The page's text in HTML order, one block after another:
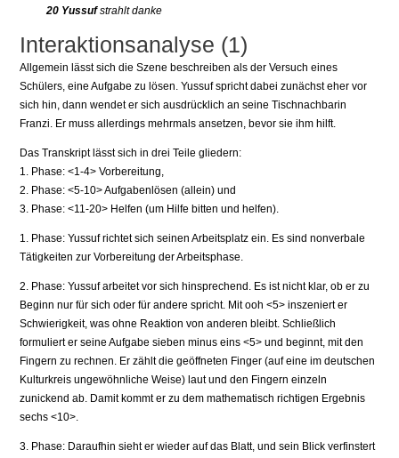
20 Yussufstrahlt danke
Interaktionsanalyse (1)
Allgemein lässt sich die Szene beschreiben als der Versuch eines
Schülers, eine Aufgabe zu lösen. Yussuf spricht dabei zunächst eher vor
sich hin, dann wendet er sich ausdrücklich an seine Tischnachbarin
Franzi. Er muss allerdings mehrmals ansetzen, bevor sie ihm hilft.
Das Transkript lässt sich in drei Teile gliedern:
1. Phase: <1-4> Vorbereitung,
2. Phase: <5-10> Aufgabenlösen (allein) und
3. Phase: <11-20> Helfen (um Hilfe bitten und helfen).
1. Phase: Yussuf richtet sich seinen Arbeitsplatz ein. Es sind nonverbale
Tätigkeiten zur Vorbereitung der Arbeitsphase.
2. Phase: Yussuf arbeitet vor sich hinsprechend. Es ist nicht klar, ob er zu
Beginn nur für sich oder für andere spricht. Mit ooh <5> inszeniert er
Schwierigkeit, was ohne Reaktion von anderen bleibt. Schließlich
formuliert er seine Aufgabe sieben minus eins <5> und beginnt, mit den
Fingern zu rechnen. Er zählt die geöffneten Finger (auf eine im deutschen
Kulturkreis ungewöhnliche Weise) laut und den Fingern einzeln
zunickend ab. Damit kommt er zu dem mathematisch richtigen Ergebnis
sechs <10>.
3. Phase: Daraufhin sieht er wieder auf das Blatt, und sein Blick verfinstert